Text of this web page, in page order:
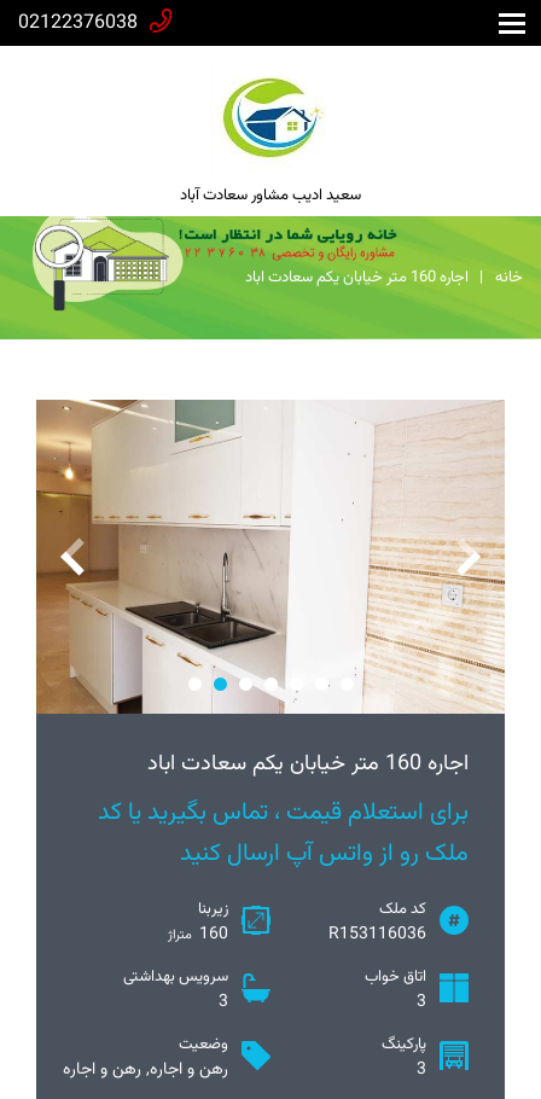
02122376038
سعید ادیب مشاور سعادت آباد
خانه اجاره 160 متر خیابان یکم سعادت اباد
اجاره 160 متر خیابان یکم سعادت اباد
برای استعلام قیمت ، تماس بگیرید یا کد
ملک رو از واتس آپ ارسال کنید
کد ملک
R153116036
زیربنا
160 متراژ
اتاق خواب
3
سرویس بهداشتی
3
پارکینگ
3
وضعیت
رهن و اجاره, رهن و اجاره